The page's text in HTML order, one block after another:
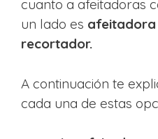
cuanto a afeitadoras
un lado es afeitadora
recortador.
A continuación te
cada una de estas